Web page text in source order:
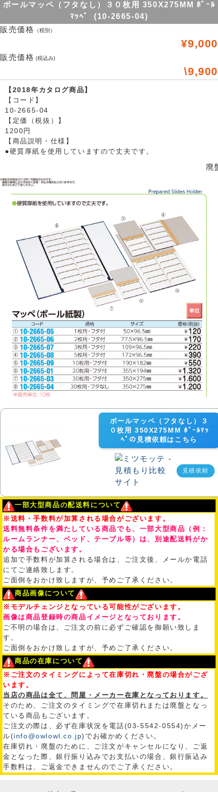
ボールマッペ（フタなし）３０枚用 350X275MM ﾎﾞｰﾙ
ﾏｯﾍﾟ (10-2665-04)
販売価格
（税別）
¥9,000
販売価格 (税込み)
\9,900
【2018年カタログ商品】
【コード】
10-2665-04
【定価（税抜）】
1200円
【商品説明・仕様】
●硬質厚紙を使用していますので丈夫です。
廃
ボールマッペ（フタなし）３
０枚用 350X275MM ﾎﾞｰﾙﾏｯ
ﾍﾟの見積依頼はこちら
見積依頼
一部大型商品の配送料について
※送料・手数料が加算される場合がございます。
送料無料条件を満たしている商品でも、一部大型商品（例：
ルームランナー、ベッド、テーブル等）は、別途配送料がか
かる場合もございます。
追加で手数料が加算される場合は、ご注文後、メールか電話
にてご連絡致します。
ご面倒をおかけ致しますが、予めご了承ください。
商品画像について
※モデルチェンジとなっている可能性がございます。
画像は商品登録時の商品イメージとなっております。
ご不明の場合は、ご注文の前に必ずご確認を御願い致しま
す。
ご面倒をおかけ致しますが、予めご了承ください。
商品の在庫について
※ご注文のタイミングによって在庫切れ・廃盤の場合がござ
います。
当店の商品は全て、問屋・メーカー在庫となっております。
そのため、ご注文のタイミングで在庫切れまたは廃盤となっ
ている商品もございます。
ご注文の際は、必ず在庫状況を電話(03-5542-0554)かメー
ル(info@owlowl.co.jp)でお確かめください。
在庫切れ・廃盤のために、ご注文がキャンセルになり、ご返
金となった際、銀行振り込みでお支払いの場合、銀行振込み
手数料は、ご返金できませんのでご了承ください。